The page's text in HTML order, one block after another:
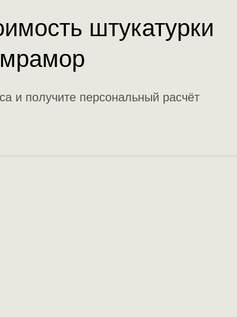
штукатурки
и получите персональный расчёт